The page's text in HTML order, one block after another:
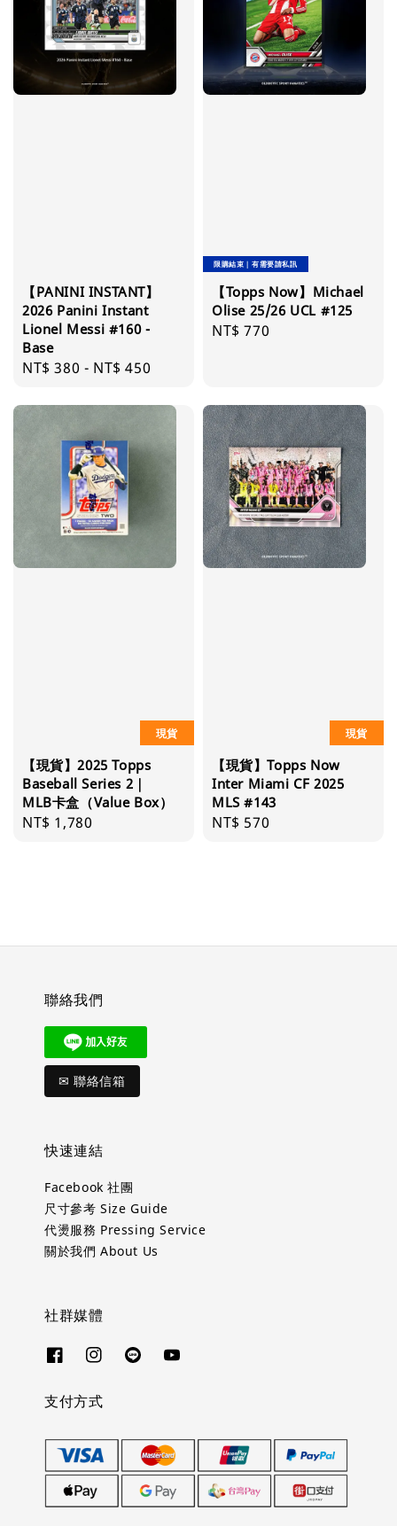
【PANINI INSTANT】
2026 Panini Instant
Lionel Messi #160 -
Base
Regular
NT$ 380 - NT$ 450
限購結束｜有需要請私訊
【Topps Now】Michael
Olise 25/26 UCL #125
Regular
NT$ 770
現貨
【現貨】2025 Topps
Baseball Series 2｜
MLB卡盒（Value Box）
Regular
NT$ 1,780
現貨
【現貨】Topps Now
Inter Miami CF 2025
MLS #143
Regular
NT$ 570
聯絡我們
✉ 聯絡信箱
快速連結
Facebook 社團
尺寸參考 Size Guide
代燙服務 Pressing Service
關於我們 About Us
社群媒體
支付方式